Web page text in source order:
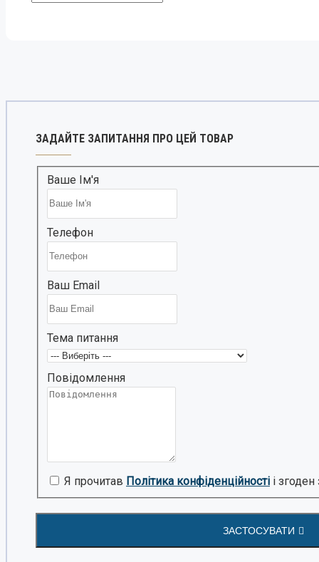
Denza
Xiaomi
Dongfeng
ЗАДАЙТЕ ЗАПИТАННЯ ПРО ЦЕЙ ТОВАР
Ваше Ім'я
Телефон
Ваш Email
Тема питання
Повідомлення
Я прочитав Політика конфіденційності і
ЗАСТОСУВАТИ